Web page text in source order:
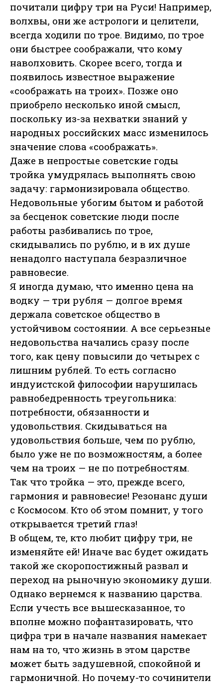
почитали цифру три на Руси! Например,
волхвы, они же астрологи и целители,
всегда ходили по трое. Видимо, по трое
они быстрее соображали, что кому
наволховить. Скорее всего, тогда и
появилось известное выражение
«соображать на троих». Позже оно
приобрело несколько иной смысл,
поскольку из-за нехватки знаний у
народных российских масс изменилось
значение слова «соображать».
Даже в непростые советские годы
тройка умудрялась выполнять свою
задачу: гармонизировала общество.
Недовольные убогим бытом и работой
за бесценок советские люди после
работы разбивались по трое,
скидывались по рублю, и в их душе
ненадолго наступала безразличное
равновесие.
Я иногда думаю, что именно цена на
водку — три рубля — долгое время
держала советское общество в
устойчивом состоянии. А все серьезные
недовольства начались сразу после
того, как цену повысили до четырех с
лишним рублей. То есть согласно
индуистской философии нарушилась
равнобедренность треугольника:
потребности, обязанности и
удовольствия. Скидываться на
удовольствия больше, чем по рублю,
было уже не по возможностям, а более
чем на троих — не по потребностям.
Так что тройка — это, прежде всего,
гармония и равновесие! Резонанс души
с Космосом. Кто об этом помнит, у того
открывается третий глаз!
В общем, те, кто любит цифру три, не
изменяйте ей! Иначе вас будет ожидать
такой же скоропостижный развал и
переход на рыночную экономику души.
Однако вернемся к названию царства.
Если учесть все вышесказанное, то
вполне можно пофантазировать, что
цифра три в начале названия намекает
нам на то, что жизнь в этом царстве
может быть задушевной, спокойной и
гармоничной. Но почему-то сочинители